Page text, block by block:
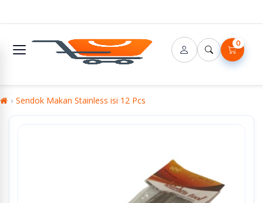
0
Sendok Makan Stainless isi 12 Pcs